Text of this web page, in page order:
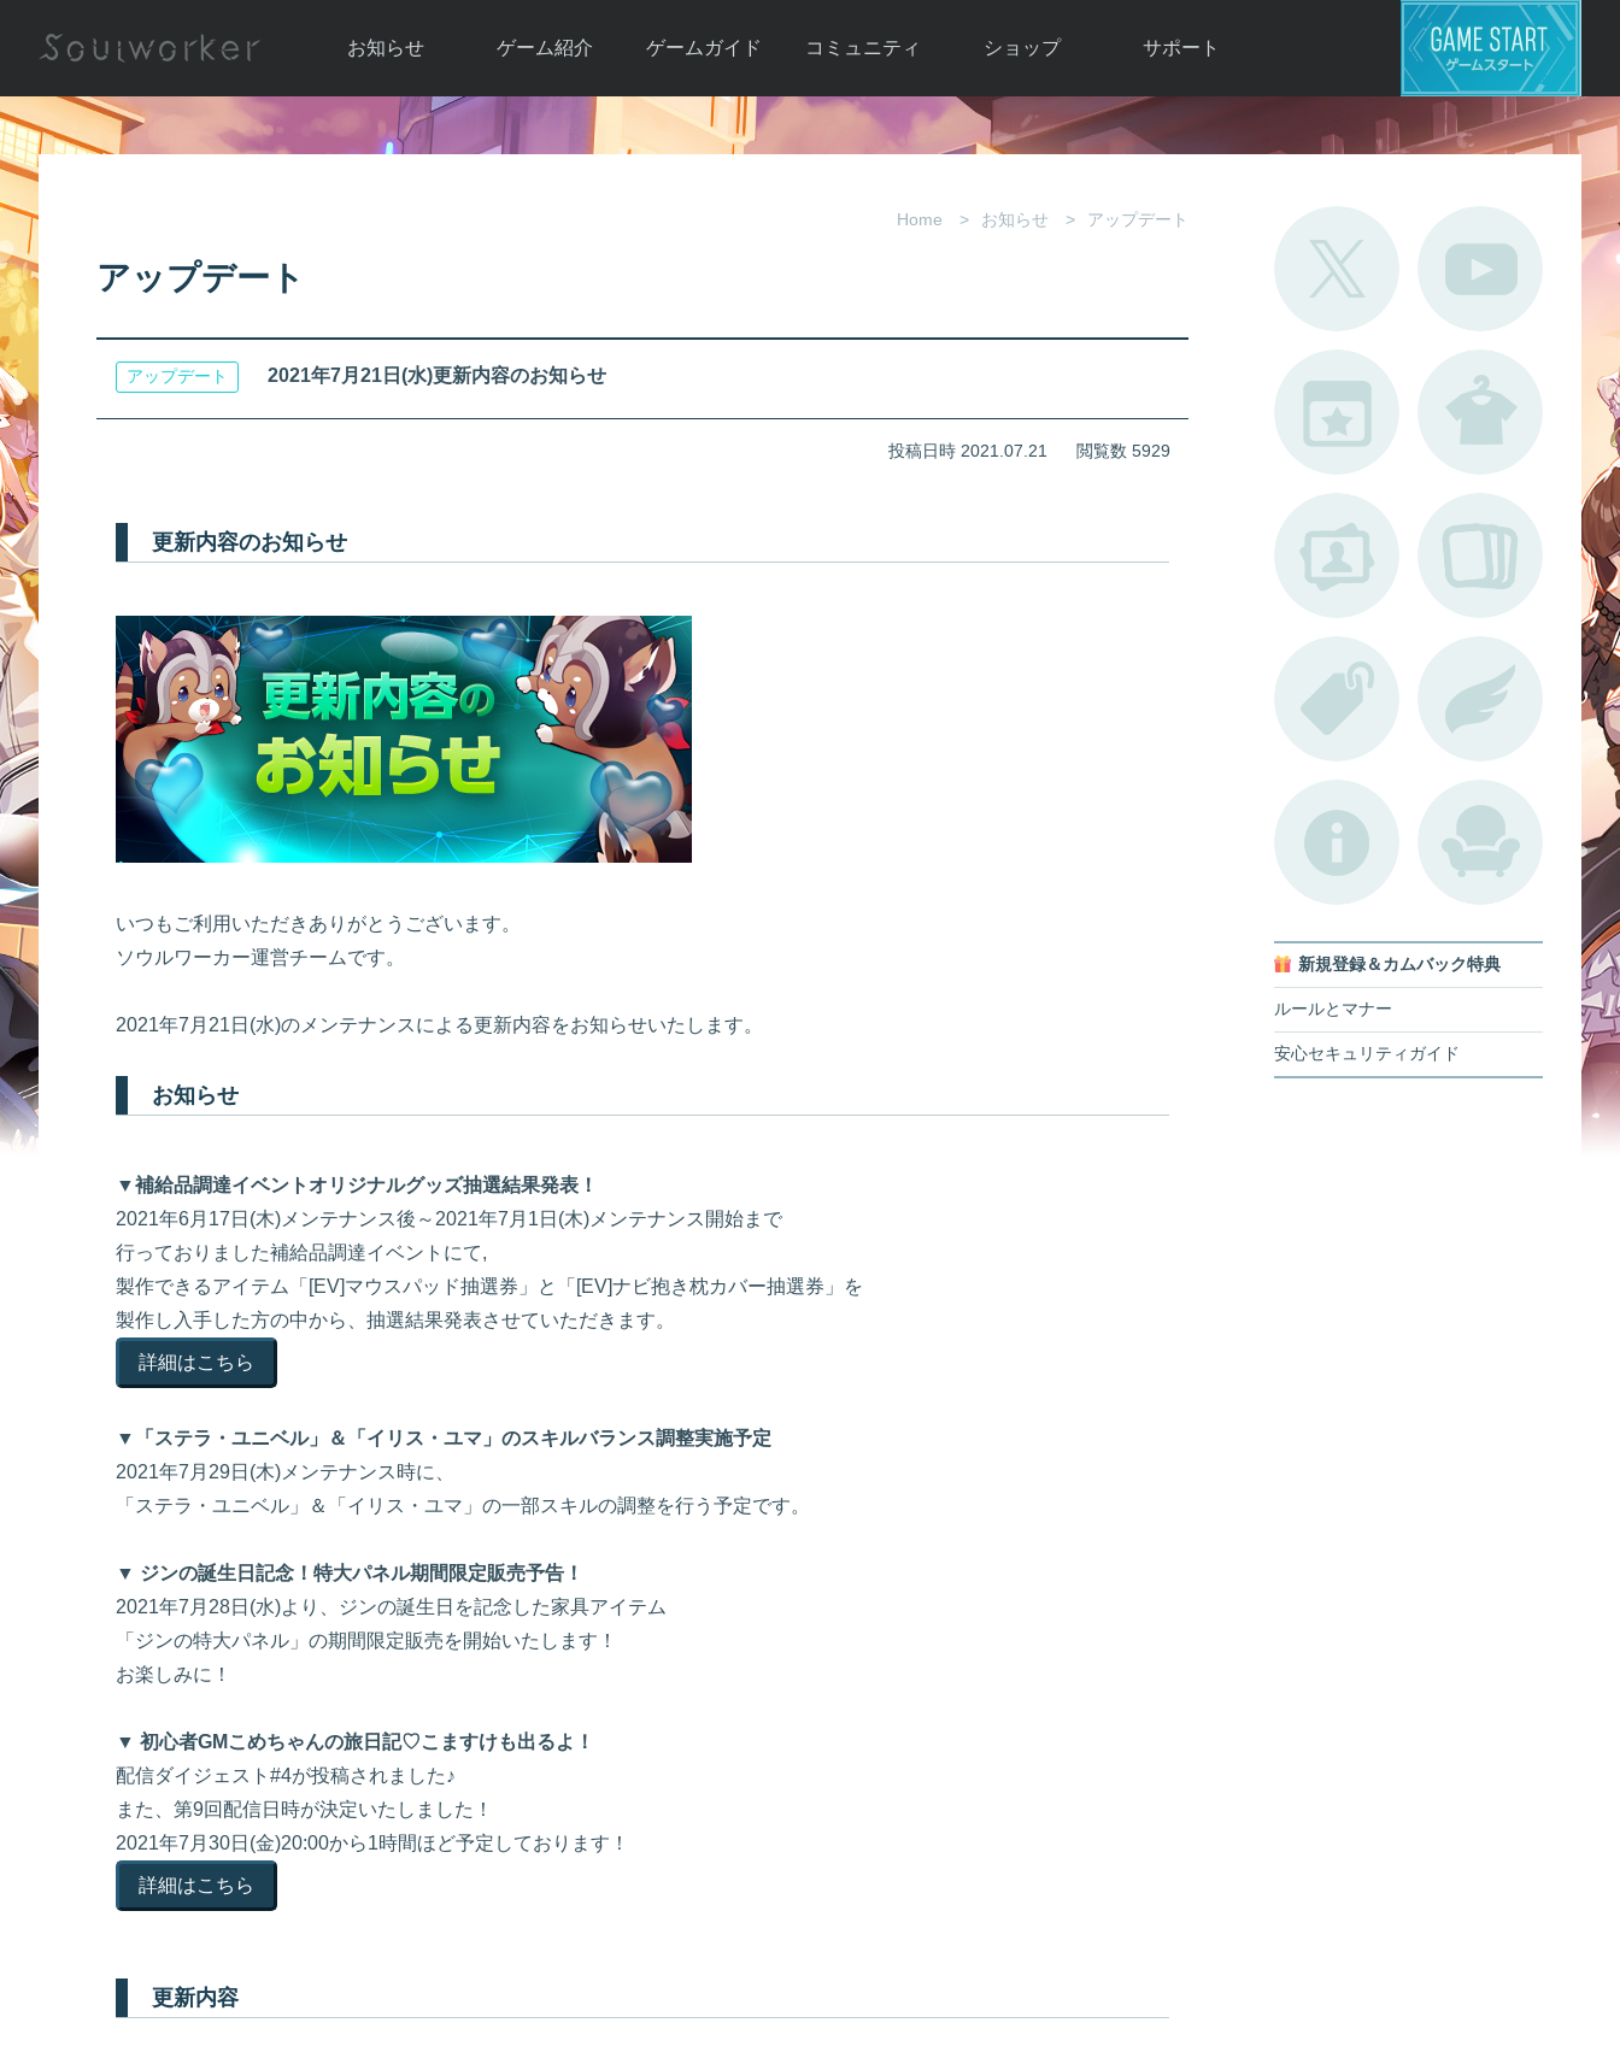
お知らせ
お知らせ一覧
ゲーム紹介
ソウルワーカー
アップデート履
歴
ゲームガイド
ガイド総合もく
コミュニティ
自由掲示板
画像掲示板
ショップ
Y.Pの購入
アイテムカタロ
サポート
よくある質問
不具合対応状況
Home お知らせ アップデート
アップデート
アップデート 2021年7月21日(水)更新内容のお知らせ
投稿日時 2021.07.21 閲覧数 5929
更新内容のお知らせ
いつもご利用いただきありがとうございます。
ソウルワーカー運営チームです。
2021年7月21日(水)のメンテナンスによる更新内容をお知らせいたします。
お知らせ
▼補給品調達イベントオリジナルグッズ抽選結果発表！
2021年6月17日(木)メンテナンス後～2021年7月1日(木)メンテナンス開始まで
行っておりました補給品調達イベントにて,
製作できるアイテム「[EV]マウスパッド抽選券」と「[EV]ナビ抱き枕カバー抽選券」を
製作し入手した方の中から、抽選結果発表させていただきます。
詳細はこちら
▼「ステラ・ユニベル」＆「イリス・ユマ」のスキルバランス調整実施予定
2021年7月29日(木)メンテナンス時に、
「ステラ・ユニベル」＆「イリス・ユマ」の一部スキルの調整を行う予定です。
▼ ジンの誕生日記念！特大パネル期間限定販売予告！
2021年7月28日(水)より、ジンの誕生日を記念した家具アイテム
「ジンの特大パネル」の期間限定販売を開始いたします！
お楽しみに！
▼ 初心者GMこめちゃんの旅日記♡こますけも出るよ！
配信ダイジェスト#4が投稿されました♪
また、第9回配信日時が決定いたしました！
2021年7月30日(金)20:00から1時間ほど予定しております！
詳細はこちら
更新内容
新規登録＆カムバック特典
ルールとマナー
安心セキュリティガイド